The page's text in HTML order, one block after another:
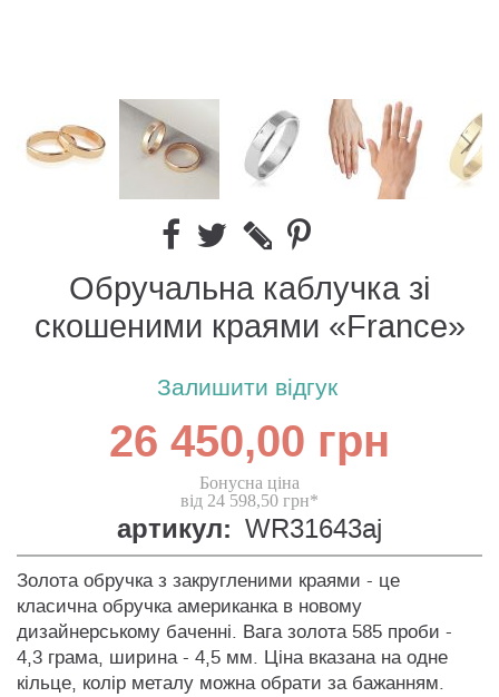
Обручальна каблучка зі
скошеними краями «France»
Залишити відгук
26 450,00 грн
Бонусна ціна
від 24 598,50 грн*
артикул: WR31643aj
Золота обручка з закругленими краями - це
класична обручка американка в новому
дизайнерському баченні. Вага золота 585 проби -
4,3 грама, ширина - 4,5 мм. Ціна вказана на одне
кільце, колір металу можна обрати за бажанням.